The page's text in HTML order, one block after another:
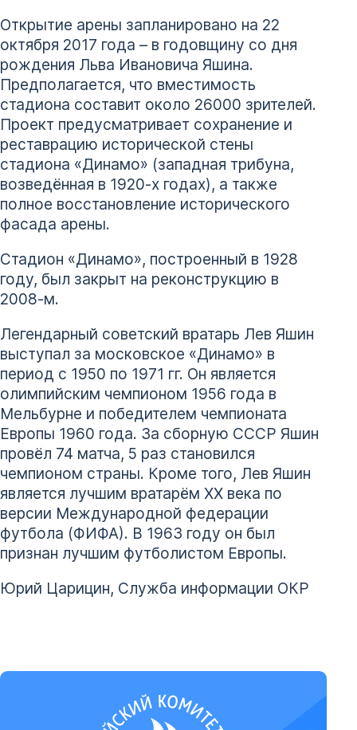
Открытие арены запланировано на 22
октября 2017 года – в годовщину со дня
рождения Льва Ивановича Яшина.
Предполагается, что вместимость
стадиона составит около 26000 зрителей.
Проект предусматривает сохранение и
реставрацию исторической стены
стадиона «Динамо» (западная трибуна,
возведённая в 1920-х годах), а также
полное восстановление исторического
фасада арены.
Стадион «Динамо», построенный в 1928
году, был закрыт на реконструкцию в
2008-м.
Легендарный советский вратарь Лев Яшин
выступал за московское «Динамо» в
период с 1950 по 1971 гг. Он является
олимпийским чемпионом 1956 года в
Мельбурне и победителем чемпионата
Европы 1960 года. За сборную СССР Яшин
провёл 74 матча, 5 раз становился
чемпионом страны. Кроме того, Лев Яшин
является лучшим вратарём XX века по
версии Международной федерации
футбола (ФИФА). В 1963 году он был
признан лучшим футболистом Европы.
Юрий Царицин, Служба информации ОКР